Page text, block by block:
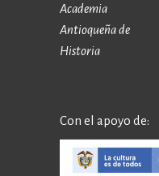
Academia
Antioqueña de
Historia
Con el apoyo de: